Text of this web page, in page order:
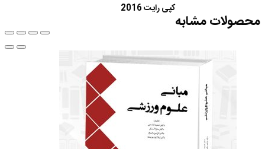
محصولات مشابه
کپی رایت 2016